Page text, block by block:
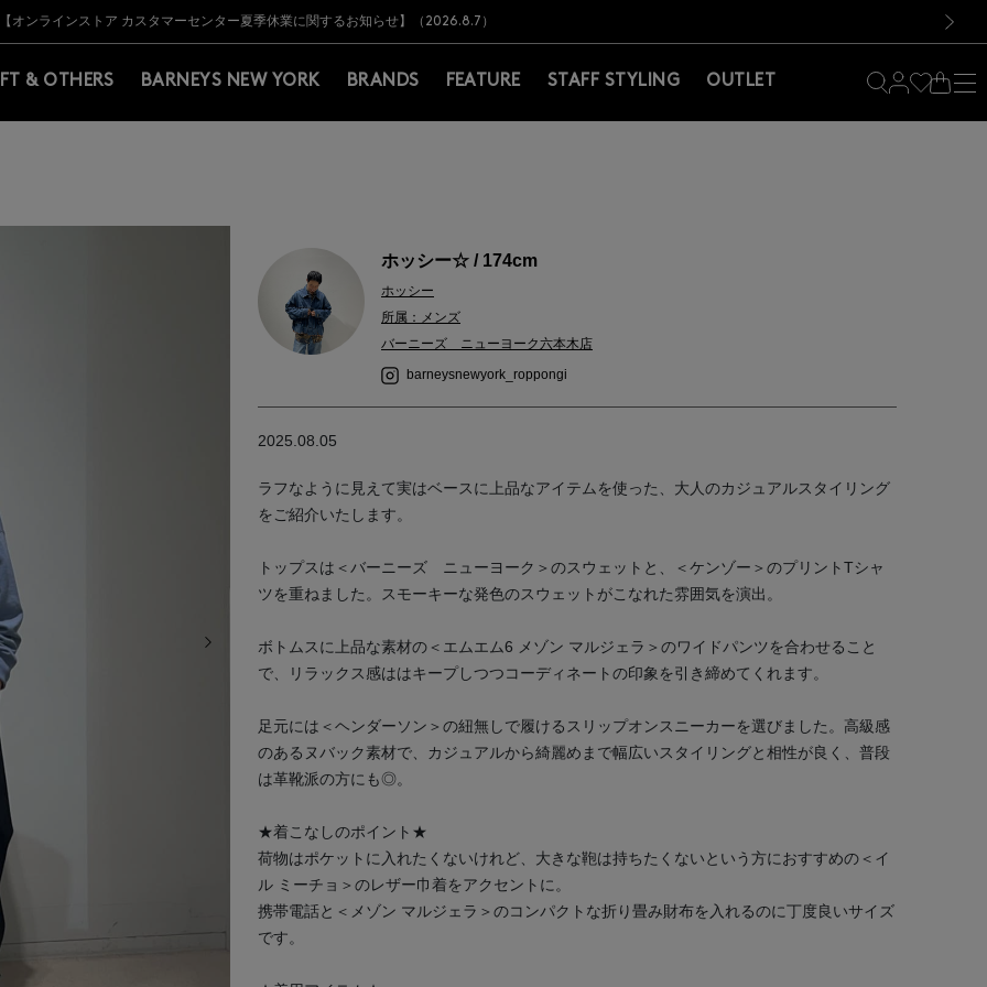
BARNEYS＞会員のお客様は11,000円（税込）以上のお買上げで常時送料無料！お買い物の際は会員登録を！
【夏季休業に伴う出荷一時停止のお知らせ】(2026.8.7)
【オンラインストア カスタマーセンター夏季休業に関するお知らせ】（2026.8.7）
【夏季休業に伴う返品・交換承り一時停止のお知らせ】（2026.8.5）
熊本県を中心とした地震の影響によるお荷物のお届けについて
【開催中】SUMMER SALEのご案内・ご注意事項
BARNEYS＞会員のお客様は11,000円（税込）以上のお買上げで常時送料無料！お買い物の際は会員登録を！
【夏季休業に伴う出荷一時停止のお知らせ】(2026.8.7)
& OTHERS BARNEYS NEW YORK BRANDS FEATURE STAFF STYLING OUTLET
ホッシー☆ / 174cm
ホッシー
所属：メンズ
バーニーズ ニューヨーク六本木店
barneysnewyork_roppongi
2025.08.05
ラフなように見えて実はベースに上品なアイテムを使った、大人のカジュアルスタイリング
をご紹介いたします。
トップスは＜バーニーズ ニューヨーク＞のスウェットと、＜ケンゾー＞のプリントTシャ
ツを重ねました。スモーキーな発色のスウェットがこなれた雰囲気を演出。
ボトムスに上品な素材の＜エムエム6 メゾン マルジェラ＞のワイドパンツを合わせること
で、リラックス感ははキープしつつコーディネートの印象を引き締めてくれます。
足元には＜ヘンダーソン＞の紐無しで履けるスリップオンスニーカーを選びました。高級感
のあるヌバック素材で、カジュアルから綺麗めまで幅広いスタイリングと相性が良く、普段
は革靴派の方にも◎。
★着こなしのポイント★
荷物はポケットに入れたくないけれど、大きな鞄は持ちたくないという方におすすめの＜イ
ル ミーチョ＞のレザー巾着をアクセントに。
携帯電話と＜メゾン マルジェラ＞のコンパクトな折り畳み財布を入れるのに丁度良いサイズ
です。